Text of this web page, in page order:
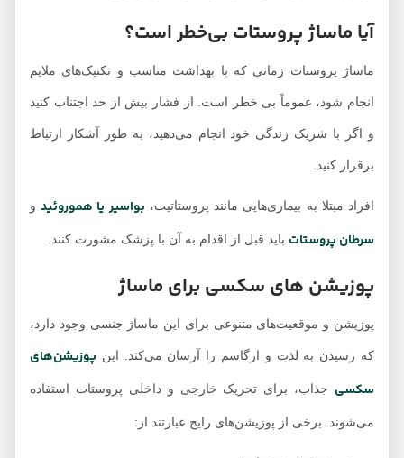
آیا ماساژ پروستات بی‌خطر است؟
ماساژ پروستات زمانی که با بهداشت مناسب و تکنیک‌های ملایم
انجام شود، عموماً بی خطر است. از فشار بیش از حد اجتناب کنید
و اگر با شریک زندگی خود انجام می‌دهید، به طور آشکار ارتباط
برقرار کنید.
افراد مبتلا به بیماری‌هایی مانند پروستاتیت،بواسیر یا هموروئیدو
سرطان پروستاتباید قبل از اقدام به آن با پزشک مشورت کنند.
پوزیشن های سکسی برای ماساژ
پوزیشن و موقعیت‌های متنوعی برای این ماساژ جنسی وجود دارد،
که رسیدن به لذت و ارگاسم را آرسان می‌کند. این
پوزیشن‌های
سکسیجذاب، برای تحریک خارجی و داخلی پروستات استفاده
می‌شوند. برخی از پوزیشن‌های رایج عبارتند از: